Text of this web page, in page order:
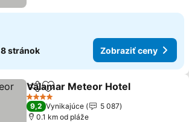
8 stránok Zobraziť ceny
ZdieľaťPridať do obľúbených
Valamar Meteor Hotel
4 Počet hviezdičiek
9,2 Vynikajúce
5 087
0.1 km od pláže